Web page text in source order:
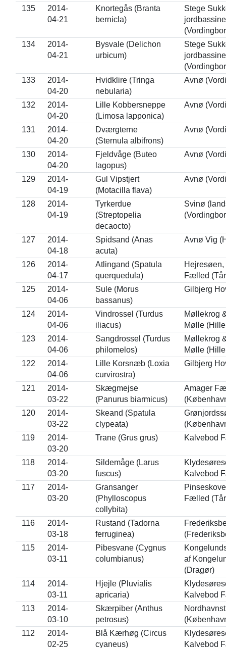
135
2014-
04-21
Knortegås (Branta
bernicla)
Stege
134
2014-
04-21
Bysvale (Delichon
urbicum)
Stege
133
2014-
04-20
Hvidklire (Tringa
nebularia)
Avnø
132
2014-
04-20
Lille Kobbersneppe
(Limosa lapponica)
Avnø
131
2014-
04-20
Dværgterne
(Sternula albifrons)
Avnø
130
2014-
04-20
Fjeldvåge (Buteo
lagopus)
Avnø
129
2014-
04-19
Gul Vipstjert
(Motacilla flava)
Avnø
128
2014-
04-19
Tyrkerdue
(Streptopelia
decaocto)
Svinø
127
2014-
04-18
Spidsand (Anas
acuta)
Avnø Vig
126
2014-
04-17
Atlingand (Spatula
querquedula)
Fælled
125
2014-
04-06
Sule (Morus
bassanus)
Gilbjerg
124
2014-
04-06
Vindrossel (Turdus
iliacus)
Møllekrog
Mølle
123
2014-
04-06
Sangdrossel (Turdus
philomelos)
Møllekrog
Mølle
122
2014-
04-06
Lille Korsnæb (Loxia
curvirostra)
Gilbjerg
121
2014-
03-22
Skægmejse
(Panurus biarmicus)
Amager
120
2014-
03-22
Skeand (Spatula
clypeata)
119
2014-
03-20
Trane (Grus grus) Kalvebod
118
2014-
03-20
Sildemåge (Larus
fuscus)
Kalvebod
117
2014-
03-20
Gransanger
(Phylloscopus
collybita)
Fælled
116
2014-
03-18
Rustand (Tadorna
ferruginea)
115
2014-
03-11
Pibesvane (Cygnus
columbianus)
af
(Dragør)
114
2014-
03-11
Hjejle (Pluvialis
apricaria)
Kalvebod
113
2014-
03-10
Skærpiber (Anthus
petrosus)
112
2014-
02-25
Blå Kærhøg (Circus
cyaneus)
Kalvebod